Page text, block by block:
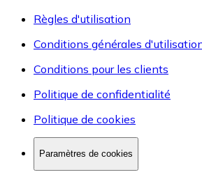
Règles d'utilisation
Conditions générales
Conditions pour les clients
Politique de confidentialité
Politique de cookies
Paramètres de cookies